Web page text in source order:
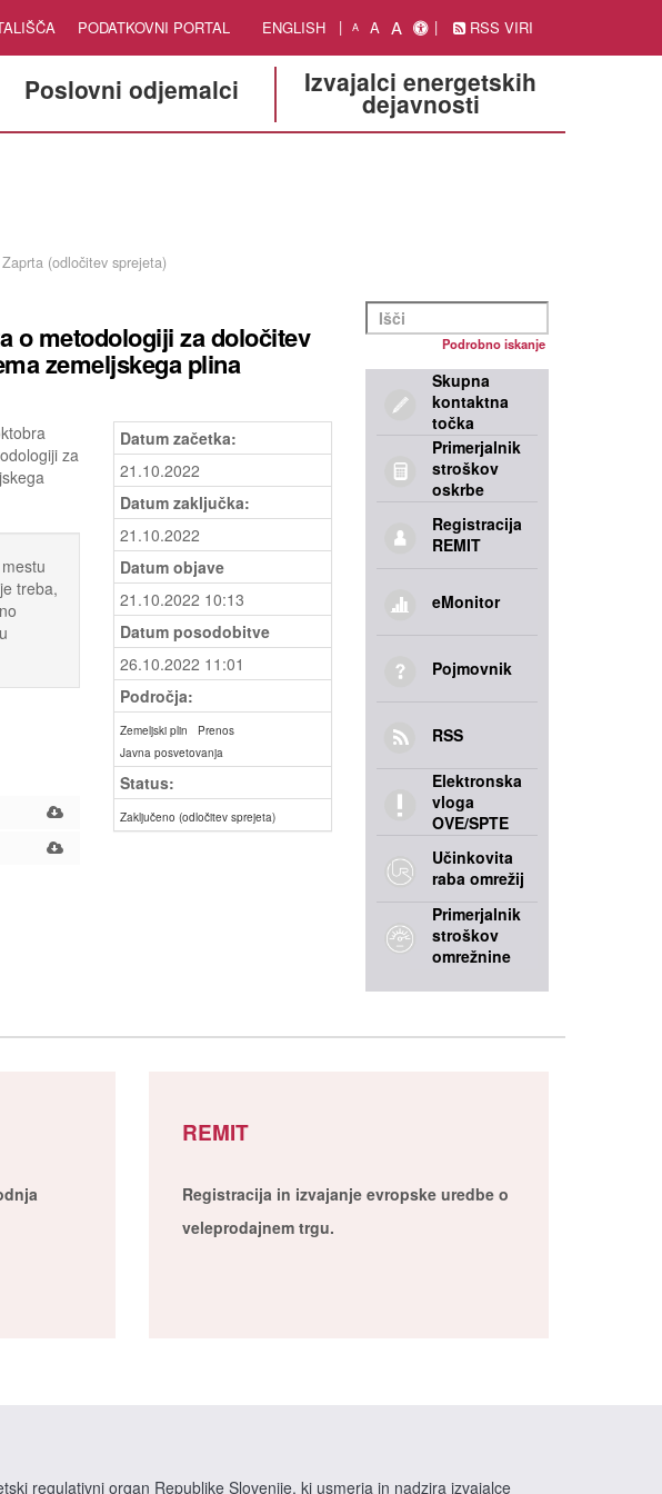
PODATKOVNI PORTAL ENGLISH A A A RSS VIRI
Poslovni odjemalci Izvajalci energetskih
dejavnosti
Zaprta (odločitev sprejeta)
o metodologiji za določitev
zemeljskega plina
za
treba,
Datum začetka:
21.10.2022
Datum zaključka:
21.10.2022
Datum objave
21.10.2022 10:13
Datum posodobitve
26.10.2022 11:01
Področja:
Zemeljski plin
Prenos
Javna posvetovanja
Status:
Zaključeno (odločitev sprejeta)
Podrobno iskanje
Skupna
kontaktna
točka
Primerjalnik
stroškov
oskrbe
Registracija
REMIT
eMonitor
Pojmovnik
RSS
Elektronska
vloga
OVE/SPTE
Učinkovita
raba omrežij
Primerjalnik
stroškov
omrežnine
REMIT
Registracija in izvajanje evropske uredbe o
veleprodajnem trgu.
regulativni organ Republike Slovenije, ki usmerja in nadzira izvajalce